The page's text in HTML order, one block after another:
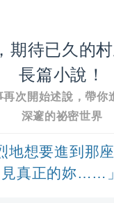
期待已久的
長篇小說！
再次開始述說，帶你
深邃的祕密世界
地想要進到那
見真正的妳……」